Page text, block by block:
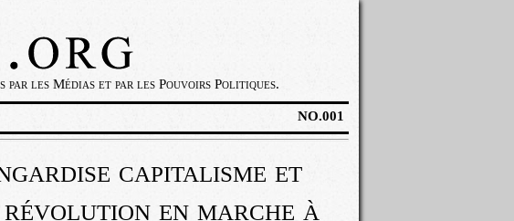
par les Médias et par les Pouvoirs Politiques.
NO.001
capitalisme et
révolution en marche à